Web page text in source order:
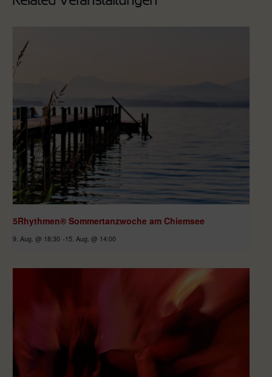
5Rhythmen® Sommertanzwoche am Chiemsee
9. Aug. @ 18:30 -15. Aug. @ 14:00